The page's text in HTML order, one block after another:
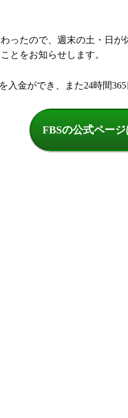
ったので、週末の土・日
とをお知らせします。
入金ができ、また24時間
FBSの公式ペー